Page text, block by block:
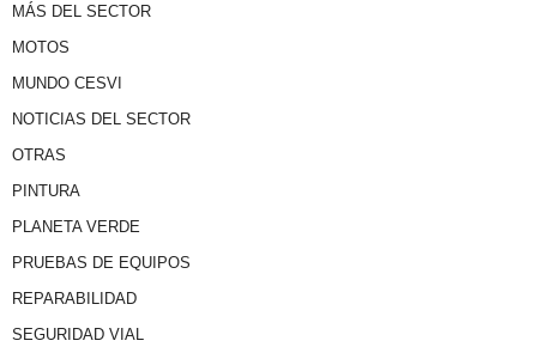
MÁS DEL SECTOR
MOTOS
MUNDO CESVI
NOTICIAS DEL SECTOR
OTRAS
PINTURA
PLANETA VERDE
PRUEBAS DE EQUIPOS
REPARABILIDAD
SEGURIDAD VIAL